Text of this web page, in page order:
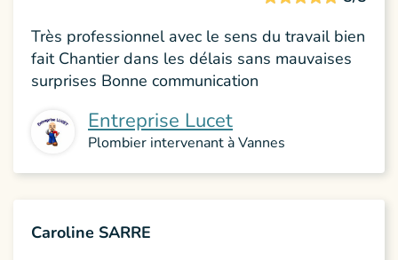
Très professionnel avec le sens du travail bien
fait Chantier dans les délais sans mauvaises
surprises Bonne communication
Entreprise Lucet
Plombier intervenant à Vannes
Caroline SARRE